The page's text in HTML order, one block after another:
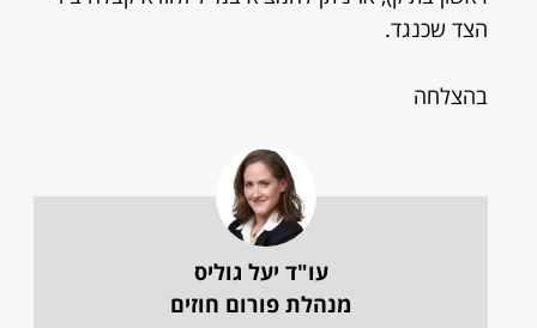
הצד שכנגד.
בהצלחה
עו"ד יעל גוליס
מנהלת פורום חוזים